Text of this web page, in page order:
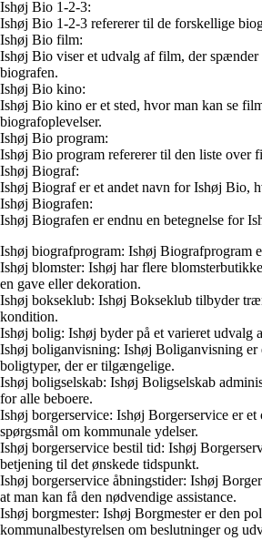
Ishøj Bio 1-2-3:
Ishøj Bio 1-2-3 refererer til de forskellige
Ishøj Bio film:
Ishøj Bio viser et udvalg af film, der
biografen.
Ishøj Bio kino:
Ishøj Bio kino er et sted, hvor man kan se
biografoplevelser.
Ishøj Bio program:
Ishøj Bio program refererer til den liste over
Ishøj Biograf:
Ishøj Biograf er et andet navn for Ishøj Bio,
Ishøj Biografen:
Ishøj Biografen er endnu en betegnelse for
Ishøj biografprogram: Ishøj Biografprogram
Ishøj blomster: Ishøj har flere
en gave eller dekoration.
Ishøj bokseklub: Ishøj Bokseklub tilbyder
kondition.
Ishøj bolig: Ishøj byder på et varieret udvalg
Ishøj boliganvisning: Ishøj Boliganvisning er
boligtyper, der er tilgængelige.
Ishøj boligselskab: Ishøj Boligselskab
for alle beboere.
Ishøj borgerservice: Ishøj Borgerservice er
spørgsmål om kommunale ydelser.
Ishøj borgerservice bestil tid: Ishøj
betjening til det ønskede tidspunkt.
Ishøj borgerservice åbningstider: Ishøj
at man kan få den nødvendige assistance.
Ishøj borgmester: Ishøj Borgmester er den
kommunalbestyrelsen om beslutninger og